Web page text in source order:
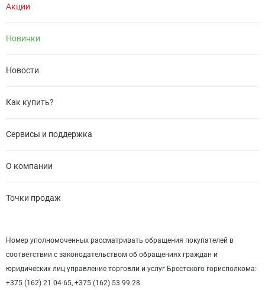
Акции
Новинки
Новости
Как купить?
Сервисы и поддержка
О компании
Точки продаж
Номер уполномоченных рассматривать обращения покупателей в
соответствии с законодательством об обращениях граждан и
юридических лиц управление торговли и услуг Брестского горисполкома:
+375 (162) 21 04 65, +375 (162) 53 99 28.